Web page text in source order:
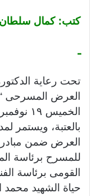
كتب: كمال سلطان
ـ
تحت رعاية
العرض المسرحى
بالعتبة، ويستمر
العرض ضمن
للمسرح برئاسة
القومى برئاسة
حياة الشهيد محمد